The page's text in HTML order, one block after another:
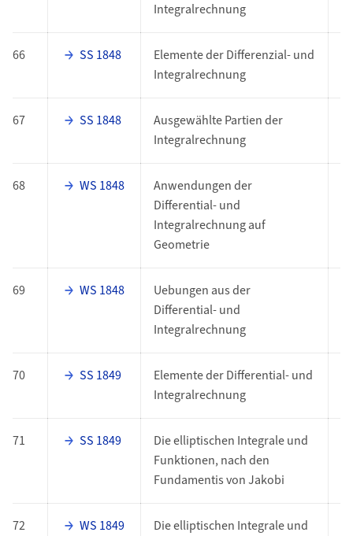
Integralrechnung
66 SS 1848
Elemente der Differenzial- und
Integralrechnung
67 SS 1848
Ausgewählte Partien der
Integralrechnung
68 WS 1848
Anwendungen der
Differential- und
Integralrechnung auf
Geometrie
69 WS 1848
Uebungen aus der
Differential- und
Integralrechnung
70 SS 1849
Elemente der Differential- und
Integralrechnung
71 SS 1849
Die elliptischen Integrale und
Funktionen, nach den
Fundamentis von Jakobi
72 WS 1849
Die elliptischen Integrale und